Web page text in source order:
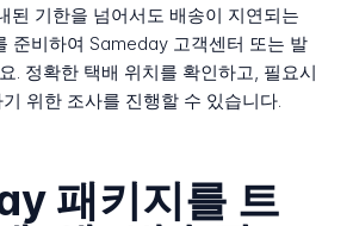
된 기한을 넘어서도 배송이 지연되는
준비하여 Sameday 고객센터 또는 발
. 정확한 택배 위치를 확인하고, 필요시
위한 조사를 진행할 수 있습니다.
패키지를 트